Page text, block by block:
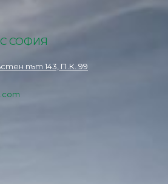
СОФИЯ
път 143, П.К. 99